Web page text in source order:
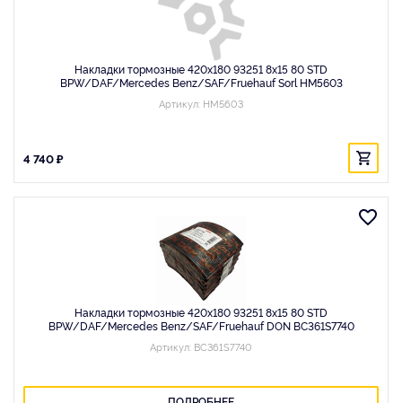
Накладки тормозные 420x180 93251 8x15 80 STD
BPW/DAF/Mercedes Benz/SAF/Fruehauf Sorl HM5603
Артикул: HM5603
4 740 ₽
Накладки тормозные 420x180 93251 8x15 80 STD
BPW/DAF/Mercedes Benz/SAF/Fruehauf DON BC361S7740
Артикул: BC361S7740